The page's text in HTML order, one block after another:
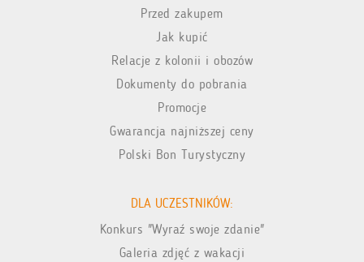
Przed zakupem
Jak kupić
Relacje z kolonii i obozów
Dokumenty do pobrania
Promocje
Gwarancja najniższej ceny
Polski Bon Turystyczny
DLA UCZESTNIKÓW:
Konkurs "Wyraź swoje zdanie"
Galeria zdjęć z wakacji